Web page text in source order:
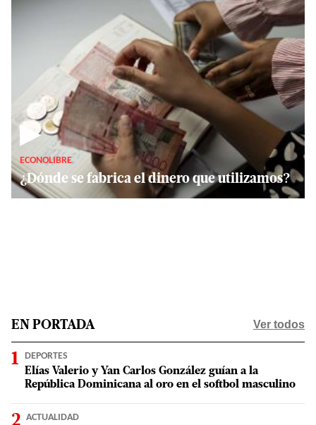
▶
ECONOLIBRE
¿Dónde se fabrica el dinero que utilizamos?
EN PORTADA Ver todos
DEPORTES
Elías Valerio y Yan Carlos González guían a la
República Dominicana al oro en el softbol masculino
ACTUALIDAD